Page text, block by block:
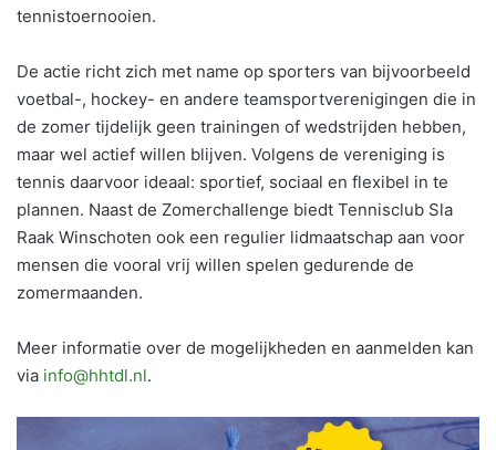
tennistoernooien.
De actie richt zich met name op sporters van bijvoorbeeld
voetbal-, hockey- en andere teamsportverenigingen die in
de zomer tijdelijk geen trainingen of wedstrijden hebben,
maar wel actief willen blijven. Volgens de vereniging is
tennis daarvoor ideaal: sportief, sociaal en flexibel in te
plannen. Naast de Zomerchallenge biedt Tennisclub Sla
Raak Winschoten ook een regulier lidmaatschap aan voor
mensen die vooral vrij willen spelen gedurende de
zomermaanden.
Meer informatie over de mogelijkheden en aanmelden kan
via info@hhtdl.nl.